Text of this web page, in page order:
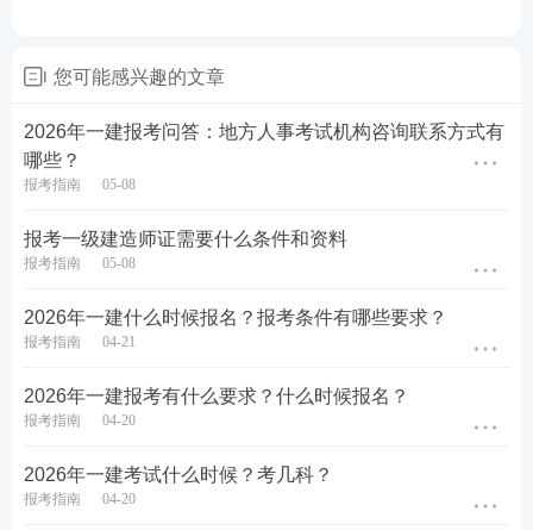
细：
① 全日制学历——从毕业证书上的毕业时间开始计算
全日制学历的考生，工作年限只能从拿到毕业证之后
等)都不计入。
造师报考规定，实习期、未毕业期间的经历(含兼职、
制大专或本科毕业，在校期间的大三、大四实习经
② 非全日制学历——可以累加取得学历前后的年限
您可能感兴趣的文章
2026年一建报考问答：地方人事考试机构咨询联系方式有
哪些？
报考指南 05-08
报考一级建造师证需要什么条件和资料
报考指南 05-08
2026年一建什么时候报名？报考条件有哪些要求？
报考指南 04-21
2026年一建报考有什么要求？什么时候报名？
报考指南 04-20
2026年一建考试什么时候？考几科？
报考指南 04-20